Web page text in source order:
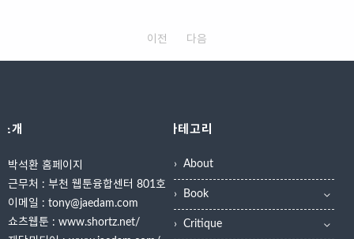
나눴다. 별점 평가와 함게 출판사, 출판 연도, 권수,
bid=243167 저자소개한국만화문화연구원한국만
가, 연구인력 양성을 위해 1995년 설립된..
이전 다음
소개
박석환 홈페이지
근무처 : 부천 웹툰융합센터 801호
이메일 : tony@jaedam.com
쇼츠웹툰 : www.shortz.net/
카테고리
About
Book
Critique